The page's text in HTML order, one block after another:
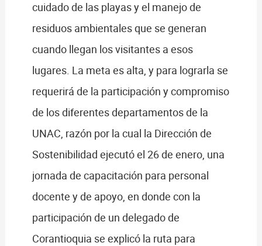
cuidado de las playas y el manejo de
residuos ambientales que se generan
cuando llegan los visitantes a esos
lugares. La meta es alta, y para lograrla se
requerirá de la participación y compromiso
de los diferentes departamentos de la
UNAC, razón por la cual la Dirección de
Sostenibilidad ejecutó el 26 de enero, una
jornada de capacitación para personal
docente y de apoyo, en donde con la
participación de un delegado de
Corantioquia se explicó la ruta para